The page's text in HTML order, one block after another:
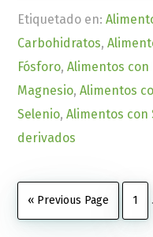
Etiquetado en:
Carbohidratos,
Fósforo,Alimentos
Magnesio,Alimentos
Selenio,Alimentos con
derivados
« Go
to
Previous Page 1